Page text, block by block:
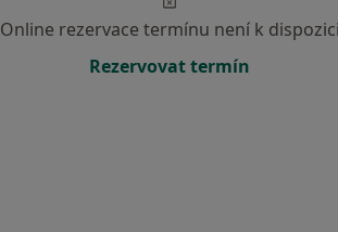
Online rezervace termínu není k dispozici
Rezervovat termín